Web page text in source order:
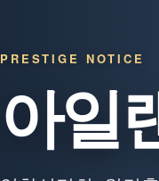
PRESTIGE NOTICE
아일